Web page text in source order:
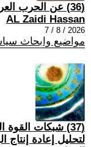
(36) عن الحرب العراقية الايرانية بين١٩٨٠و ١٩٨٨
AL Zaidi Hassan
2026 / 8 / 7
مواضيع وابحاث
(37) شبكات
لتحليل إعادة إنتاج